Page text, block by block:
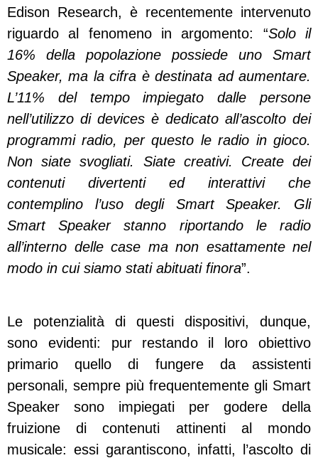
Edison Research, è recentemente intervenuto
riguardo al fenomeno in argomento: “Solo il
16% della popolazione possiede uno Smart
Speaker, ma la cifra è destinata ad aumentare.
L’11% del tempo impiegato dalle persone
nell’utilizzo di devices è dedicato all’ascolto dei
programmi radio, per questo le radio in gioco.
Non siate svogliati. Siate creativi. Create dei
contenuti divertenti ed interattivi che
contemplino l’uso degli Smart Speaker. Gli
Smart Speaker stanno riportando le radio
all’interno delle case ma non esattamente nel
modo in cui siamo stati abituati finora”.
Le potenzialità di questi dispositivi, dunque,
sono evidenti: pur restando il loro obiettivo
primario quello di fungere da assistenti
personali, sempre più frequentemente gli Smart
Speaker sono impiegati per godere della
fruizione di contenuti attinenti al mondo
musicale: essi garantiscono, infatti, l’ascolto di